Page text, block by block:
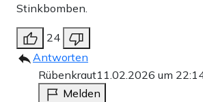
Stinkbomben.
24
Antworten
Rübenkraut11.02.2026 um
Melden